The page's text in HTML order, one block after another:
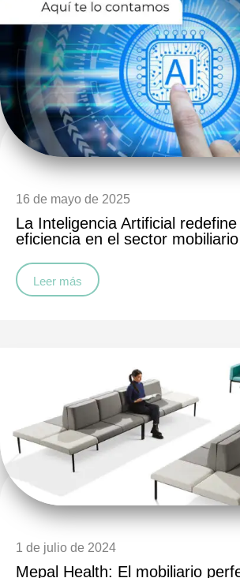
16 de mayo de 2025
La Inteligencia Artificial
eficiencia en el sector mobiliario
Leer más
1 de julio de 2024
Mepal Health: El mobiliario